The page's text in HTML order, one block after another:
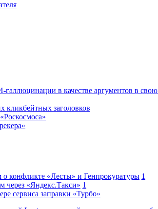
в качестве аргументов в свою
кликбейтных заголовков
конфликте «Лесты» и Генпрокуратуры 1
через «Яндекс.Такси» 1
сервиса заправки «Турбо»